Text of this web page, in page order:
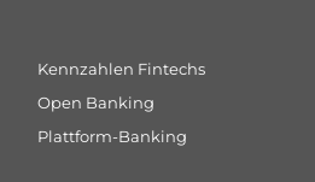
Kennzahlen Fintechs
Open Banking
Plattform-Banking